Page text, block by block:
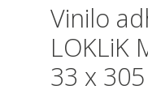
Vinilo
LOKLiK
33 x